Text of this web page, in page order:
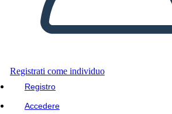
Registrati come individuo
Registro
Accedere
LEGGIMI